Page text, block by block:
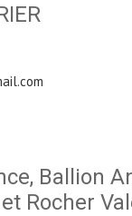
Ballion
Rocher